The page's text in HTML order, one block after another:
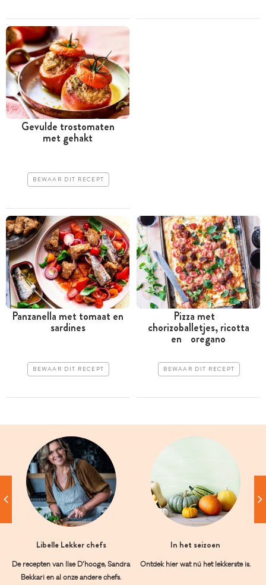
Gevulde trostomaten
met gehakt
BEWAAR DIT RECEPT
Panzanella met tomaat en
sardines
BEWAAR DIT RECEPT
Pizza met
chorizoballetjes, ricotta
en oregano
BEWAAR DIT RECEPT
Libelle Lekker chefs
De recepten van Ilse D’hooge, Sandra
Bekkari en al onze andere chefs.
In het seizoen
Ontdek hier wat nú het lekkerste is.